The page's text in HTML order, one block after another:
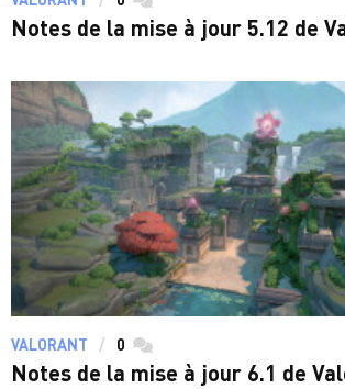
Notes de la mise à jour 5.12 de
VALORANT 0 commentaires
Notes de la mise à jour 6.1 de